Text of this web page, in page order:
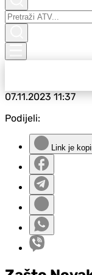
07.11.202311:37
Podijeli:
Link je